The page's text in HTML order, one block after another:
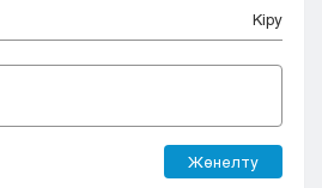
Кіру
Жөнелту